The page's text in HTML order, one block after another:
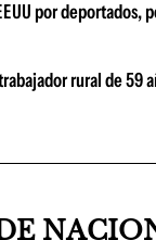
por
rural de 59